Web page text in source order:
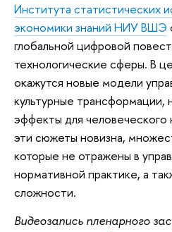
Института статистических
экономики знаний НИУ ВШЭ
глобальной цифровой
технологические сферы. В
окажутся новые модели
культурные трансформации,
эффекты для человеческого
эти сюжеты новизна,
которые не отражены в
нормативной практике, а
сложности.
Видеозапись пленарного